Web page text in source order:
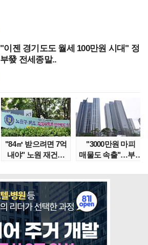
"이젠 경기도도 월세 100만원 시대" 정
부發 전세종말..
"84㎡ 받으려면 7억
내야" 노원 재건축
"3000만원 마피
매물도 속출"…부산